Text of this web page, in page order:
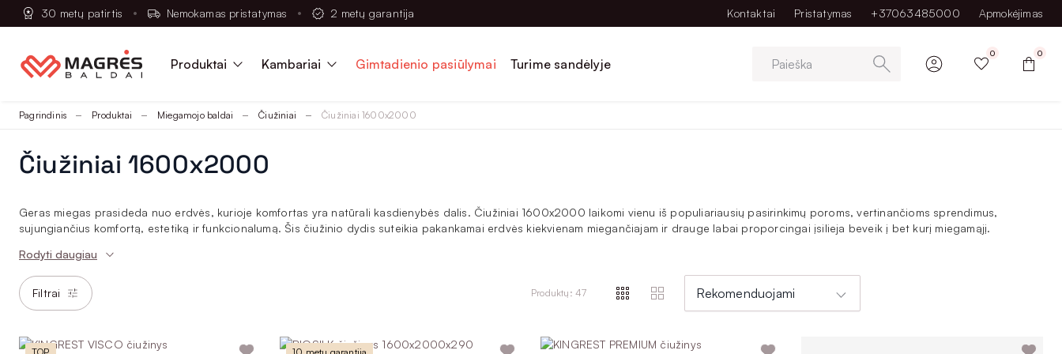
30 metų patirtis Nemokamas pristatymas 2 metų garantija Kontaktai Pristatymas +37063485000 Apmokėjimas
Produktai Kambariai Gimtadienio pasiūlymai Turime sandėlyje Paieška
0 0
Pagrindinis Produktai Miegamojo baldai Čiužiniai Čiužiniai 1600x2000
Čiužiniai 1600x2000
Geras miegas prasideda nuo erdvės, kurioje komfortas yra natūrali kasdienybės dalis. Čiužiniai 1600x2000 laikomi vienu iš populiariausių pasirinkimų poroms, vertinančioms sprendimus,
sujungiančius komfortą, estetiką ir funkcionalumą. Šis čiužinio dydis suteikia pakankamai erdvės kiekvienam miegančiajam ir drauge labai proporcingai įsilieja beveik į bet kurį miegamąjį.
Lovos čiužiniai 1600x2000
Mūsų čiužinių gamyba suderina meistriškumo paslaptis, ilgametę patirtį, precizišką medžiagų pasirinkimą ir taip prisideda prie kasdienio jūsų komforto.
Asortimente rasite skirtingus modelius pagal kietumo lygį, čiužinio pagrindą, audinius, spalvą ir kitus parametrus. Mums svarbu, kad kiekvienas, net pats išrankiausias klientas atrastų tai, kas
Kokio tipo čiužinį pasirinkti?
Rodyti daugiau
Filtrai Produktų: 47 Rekomenduojami